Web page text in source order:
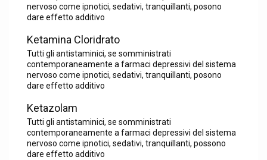
nervoso come ipnotici, sedativi, tranquillanti, posono
dare effetto additivo
Ketamina Cloridrato
Tutti gli antistaminici, se somministrati
contemporaneamente a farmaci depressivi del sistema
nervoso come ipnotici, sedativi, tranquillanti, posono
dare effetto additivo
Ketazolam
Tutti gli antistaminici, se somministrati
contemporaneamente a farmaci depressivi del sistema
nervoso come ipnotici, sedativi, tranquillanti, possono
dare effetto additivo